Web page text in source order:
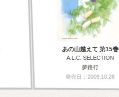
あの山越えて 第15巻
A.L.C. SELECTION
夢路行
発売日：2009.10.28